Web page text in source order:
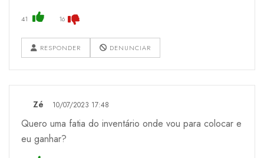
41 16
RESPONDER DENUNCIAR
Zé 10/07/2023 17:48
Quero uma fatia do inventário onde vou para colocar e
eu ganhar?